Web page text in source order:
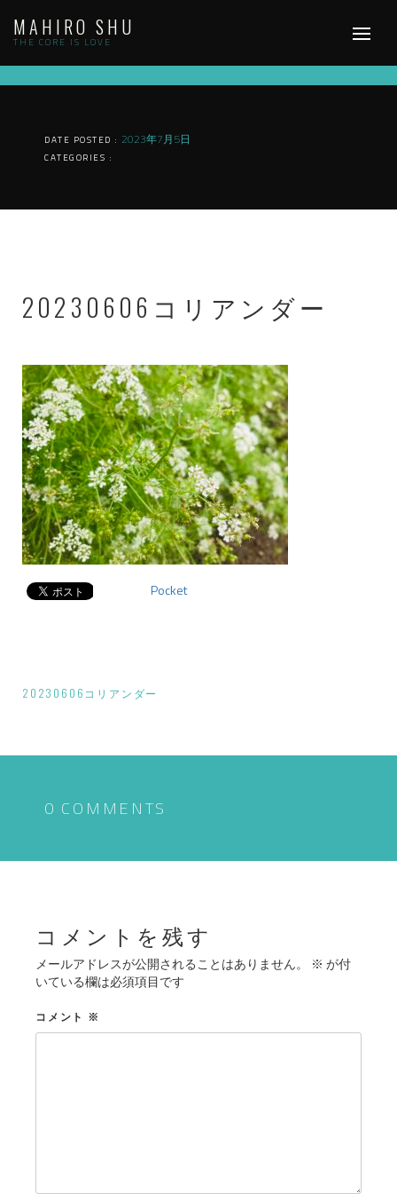
content
MAHIRO SHU
THE CORE IS LOVE
DATE POSTED : 2023年7月5日
CATEGORIES :
20230606コリアンダー
Pocket
投
ナ
シ
20230606コリアンダー
0 COMMENTS
コメントを残す
メールアドレスが公開されることはありません。 ※ が付
いている欄は必須項目です
コメント ※